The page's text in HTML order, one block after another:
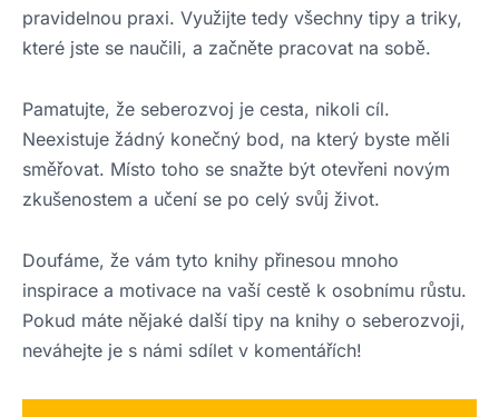
pravidelnou praxi. Využijte tedy všechny tipy a triky,
které jste se naučili, a začněte pracovat na sobě.
Pamatujte, že seberozvoj je cesta, nikoli cíl.
Neexistuje žádný konečný bod, na který byste měli
směřovat. Místo toho se snažte být otevřeni novým
zkušenostem a učení se po celý svůj život.
Doufáme, že vám tyto knihy přinesou mnoho
inspirace a motivace na vaší cestě k osobnímu růstu.
Pokud máte nějaké další tipy na knihy o seberozvoji,
neváhejte je s námi sdílet v komentářích!